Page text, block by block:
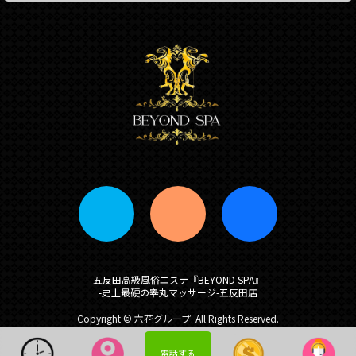
五反田高級風俗エステ『BEYOND SPA』
-史上最硬の睾丸マッサージ-五反田店
Copyright© 六花グループ. All Rights Reserved.
電話する